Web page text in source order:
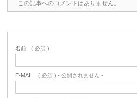
この記事へのコメントはありません。
名前 ( 必須 )
E-MAIL ( 必須 ) - 公開されません -